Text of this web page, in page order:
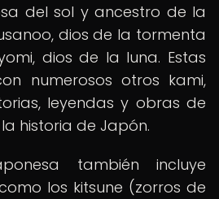
del sol y ancestro de la
dios de la tormenta
dios de la luna. Estas
numerosos otros kami,
leyendas y obras de
historia de Japón.
también incluye
los kitsune (zorros de